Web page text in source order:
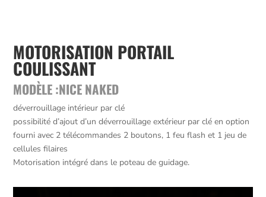
MOTORISATION PORTAIL
COULISSANT
MODÈLE :NICE NAKED
déverrouillage intérieur par clé
possibilité d’ajout d’un déverrouillage extérieur par clé en option
fourni avec 2 télécommandes 2 boutons, 1 feu flash et 1 jeu de
cellules filaires
Motorisation intégré dans le poteau de guidage.